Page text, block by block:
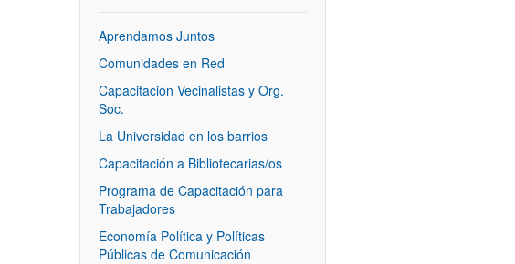
Aprendamos Juntos
Comunidades en Red
Capacitación Vecinalistas y Org.
Soc.
La Universidad en los barrios
Capacitación a Bibliotecarias/os
Programa de Capacitación para
Trabajadores
Economía Política y Políticas
Públicas de Comunicación